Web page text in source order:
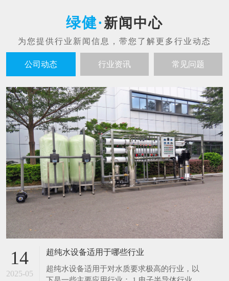
新闻中心
公司动态 行业资讯 常见问题
14
2025-05
超纯水设备适用于哪些行业
超纯水设备适用于对水质要求极高的行业，以